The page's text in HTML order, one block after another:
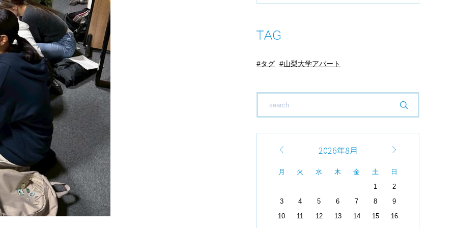
タグ 山梨大学アパート
2026年8月
月 火 水 木 金 土
日
1
2
3
4 5 6 7 8
9
10
11 12 13 14 15
16